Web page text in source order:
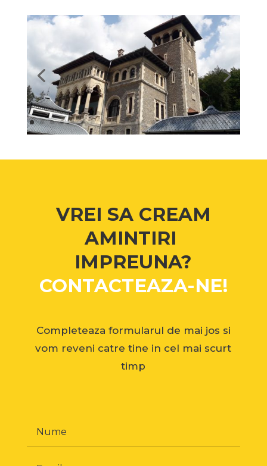
VREI SA CREAM
AMINTIRI
IMPREUNA?
CONTACTEAZA-NE!
Completeaza formularul de mai jos si
vom reveni catre tine in cel mai scurt
timp